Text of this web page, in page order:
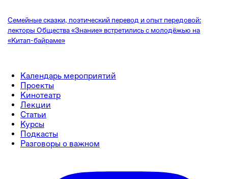
Семейные сказки, поэтический перевод и опыт передовой:
лекторы Общества «Знание» встретились с молодёжью на
«Китап-байраме»
Календарь мероприятий
Проекты
Кинотеатр
Лекции
Статьи
Курсы
Подкасты
Разговоры о важном